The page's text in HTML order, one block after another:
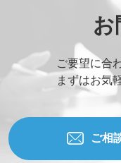
ご連絡先電話番号
ご相談の種類*
当社WEBサイトを知
お
ご要望に合
まずはお気
ご相